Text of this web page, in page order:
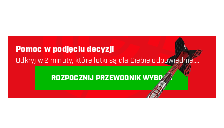
Pomoc w podjęciu decyzji
Odkryj w 2 minuty, które lotki są dla Ciebie odpowiednie.
ROZPOCZNIJ PRZEWODNIK WYBORU